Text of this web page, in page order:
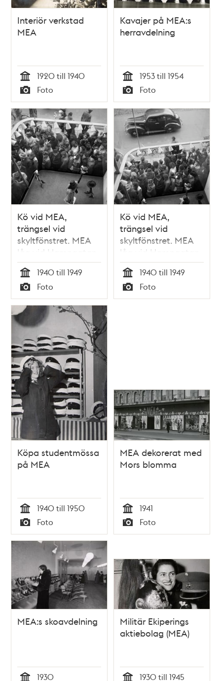
Interiör verkstad
MEA
Tid
1920 till 1940
Typ
Foto
Kavajer på MEA:s
herravdelning
Tid
1953 till 1954
Typ
Foto
Kö vid MEA,
trängsel vid
skyltfönstret. MEA
låg vid Hamngatan
3 mellan 1883 och
1985
Tid
1940 till 1949
Typ
Foto
Kö vid MEA,
trängsel vid
skyltfönstret. MEA
låg vid Hamngatan
3 mellan 1883 och
1985
Tid
1940 till 1949
Typ
Foto
Köpa studentmössa
på MEA
Tid
1940 till 1950
Typ
Foto
MEA dekorerat med
Mors blomma
Tid
1941
Typ
Foto
MEA:s skoavdelning
1930
Militär Ekiperings
aktiebolag (MEA)
1930 till 1945